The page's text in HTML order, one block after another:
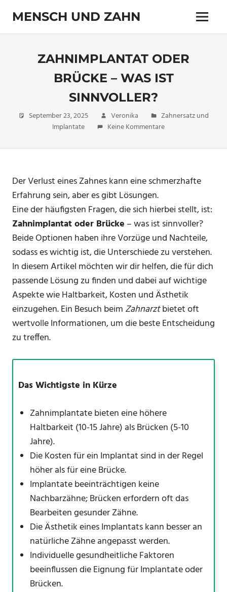
Inhalt
springen
MENSCH UND ZAHN
Zahn
Zähnchen
Menü
ZAHNIMPLANTAT ODER
BRÜCKE – WAS IST
SINNVOLLER?
September 23, 2025 Veronika
Zahnersatz und
Implantate
Keine Kommentare
Der Verlust eines Zahnes kann eine schmerzhafte
Erfahrung sein, aber es gibt Lösungen.
Eine der häufigsten Fragen, die sich hierbei stellt, ist:
Zahnimplantat oder Brücke – was ist sinnvoller?
Beide Optionen haben ihre Vorzüge und Nachteile,
sodass es wichtig ist, die Unterschiede zu verstehen.
In diesem Artikel möchten wir dir helfen, die für dich
passende Lösung zu finden und dabei auf wichtige
Aspekte wie Haltbarkeit, Kosten und Ästhetik
einzugehen. Ein Besuch beim Zahnarztbietet oft
wertvolle Informationen, um die beste Entscheidung
zu treffen.
Das Wichtigste in Kürze
Zahnimplantate bieten eine höhere
Haltbarkeit (10-15 Jahre) als Brücken (5-10
Jahre).
Die Kosten für ein Implantat sind in der Regel
höher als für eine Brücke.
Implantate beeinträchtigen keine
Nachbarzähne; Brücken erfordern oft das
Bearbeiten gesunder Zähne.
Die Ästhetik eines Implantats kann besser an
natürliche Zähne angepasst werden.
Individuelle gesundheitliche Faktoren
beeinflussen die Eignung für Implantate oder
Brücken.